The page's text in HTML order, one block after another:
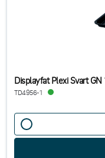
Displayfat Plexi Svart
TD4956-1